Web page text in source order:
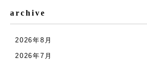
archive
2026年8月
2026年7月